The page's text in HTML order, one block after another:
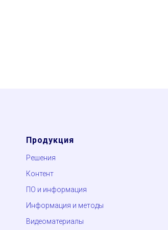
Продукция
Решения
Контент
ПО и информация
Информация и методы
Видеоматериалы